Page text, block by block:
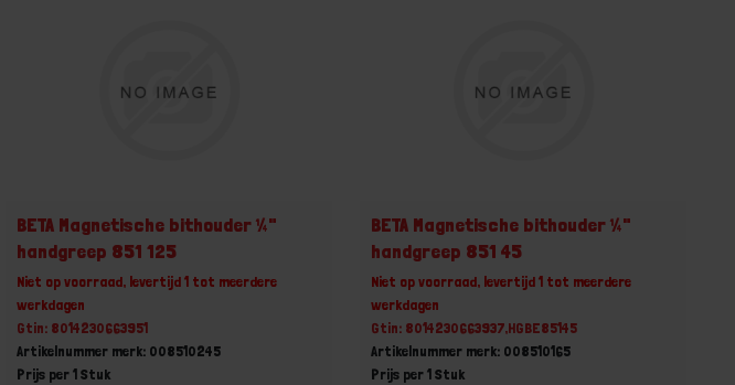
BETA Magnetische bithouder ¼"
handgreep 851 125
Niet op voorraad, levertijd 1 tot meerdere
werkdagen
Gtin: 8014230663951
Artikelnummer merk: 008510245
Prijs per 1 Stuk
BETA Magnetische bithouder ¼"
handgreep 851 45
Niet op voorraad, levertijd 1 tot meerdere
werkdagen
Gtin: 8014230663937,HGBE85145
Artikelnummer merk: 008510165
Prijs per 1 Stuk